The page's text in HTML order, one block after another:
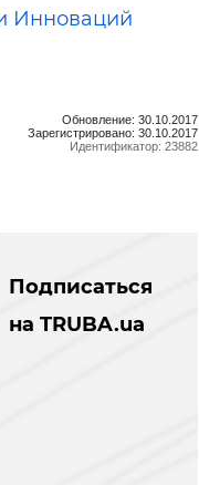
Инноваций
Обновление: 30.10.2017
Зарегистрировано: 30.10.2017
Идентификатор: 23882
Подписаться
на TRUBA.ua